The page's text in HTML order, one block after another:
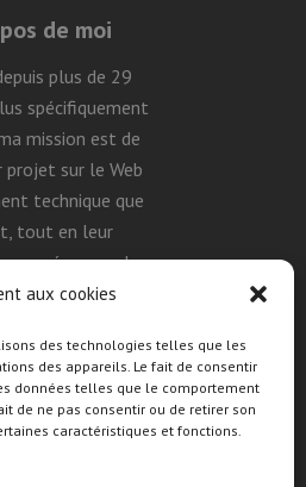
aux cookies
des technologies telles que les
des appareils. Le fait de consentir
données telles que le comportement
de ne pas consentir ou de retirer son
caractéristiques et fonctions.
de moi
plus de 29
spécifiquement
mission est de
sur le Web
technique que
tout en leur
présences de
réseaux